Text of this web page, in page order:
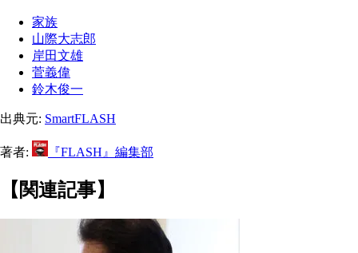
家族
山際大志郎
岸田文雄
菅義偉
鈴木俊一
出典元: SmartFLASH
著者: 『FLASH』編集部
【関連記事】